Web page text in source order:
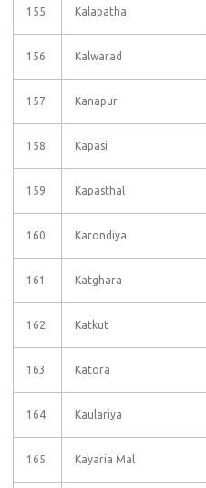
155 Kalapatha
156 Kalwarad
157 Kanapur
158 Kapasi
159 Kapasthal
160 Karondiya
161 Katghara
162 Katkut
163 Katora
164 Kaulariya
165 Kayaria Mal